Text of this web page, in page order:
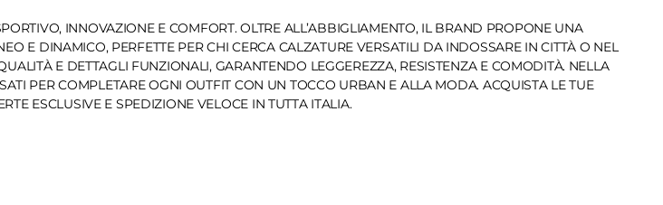
INNOVAZIONE E COMFORT. OLTRE ALL’ABBIGLIAMENTO, IL BRAND PROPONE UNA
E DINAMICO, PERFETTE PER CHI CERCA CALZATURE VERSATILI DA INDOSSARE IN CITTÀ O NEL
E DETTAGLI FUNZIONALI, GARANTENDO LEGGEREZZA, RESISTENZA E COMODITÀ. NELLA
PER COMPLETARE OGNI OUTFIT CON UN TOCCO URBAN E ALLA MODA. ACQUISTA LE TUE
ESCLUSIVE E SPEDIZIONE VELOCE IN TUTTA ITALIA.